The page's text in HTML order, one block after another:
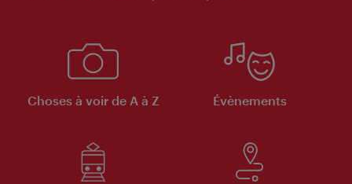
Choses à voir de A à Z Évènements